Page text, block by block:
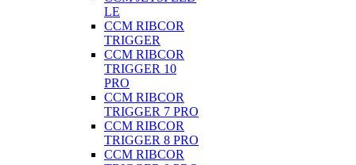
LE
CCM RIBCOR
TRIGGER
CCM RIBCOR
TRIGGER 10
PRO
CCM RIBCOR
TRIGGER 7 PRO
CCM RIBCOR
TRIGGER 8 PRO
CCM RIBCOR